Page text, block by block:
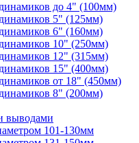
до 4" (100мм)
5" (125мм)
6" (160мм)
10" (250мм)
12" (315мм)
15" (400мм)
от 18" (450мм)
8" (200мм)
выводами
101-130мм